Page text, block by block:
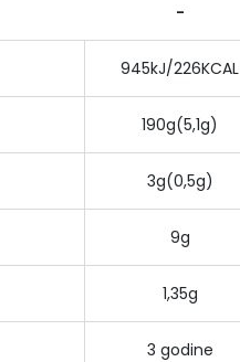
-
945kJ/226KCAL
190g(5,1g)
3g(0,5g)
9g
1,35g
3 godine